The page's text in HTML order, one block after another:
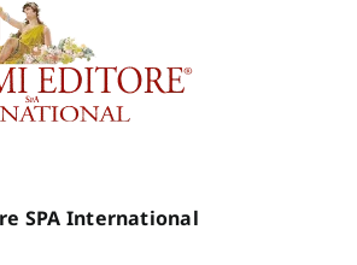
SPA International